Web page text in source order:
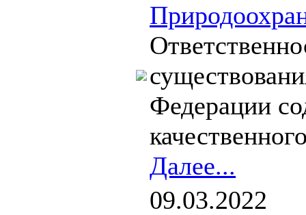
Федерации
Далее...
09.03.2022